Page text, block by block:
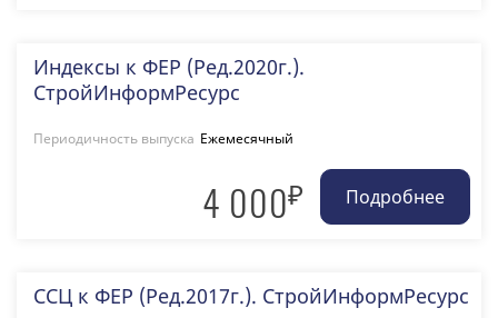
Индексы к ФЕР (Ред.2020г.).
СтройИнформРесурс
Периодичность выпуска Ежемесячный
4 000₽
ССЦ к ФЕР (Ред.2017г.). СтройИнформРесурс